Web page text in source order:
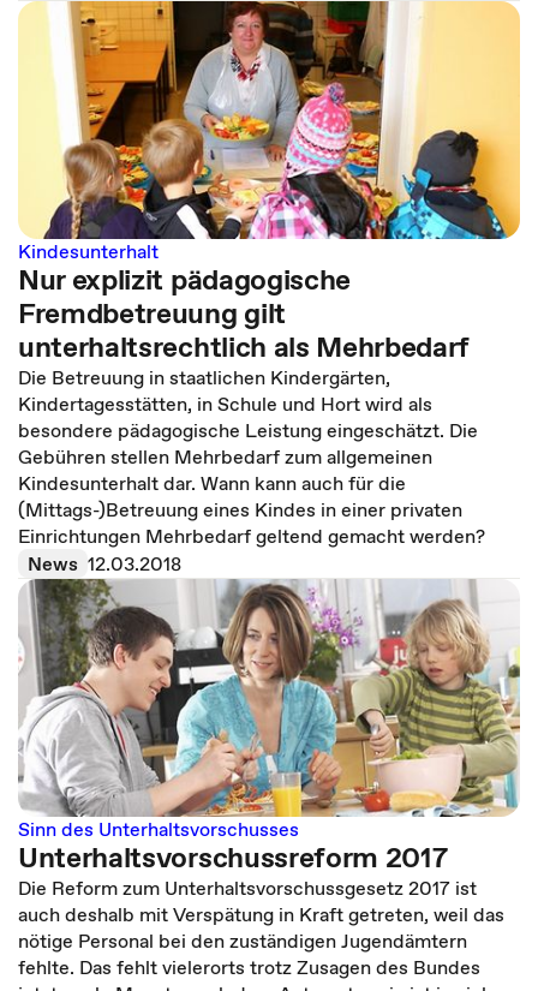
Kindesunterhalt
Nur explizit pädagogische
Fremdbetreuung gilt
unterhaltsrechtlich als Mehrbedarf
Die Betreuung in staatlichen Kindergärten,
Kindertagesstätten, in Schule und Hort wird als
besondere pädagogische Leistung eingeschätzt. Die
Gebühren stellen Mehrbedarf zum allgemeinen
Kindesunterhalt dar. Wann kann auch für die
(Mittags-)Betreuung eines Kindes in einer privaten
Einrichtungen Mehrbedarf geltend gemacht werden?
News 12.03.2018
Sinn des Unterhaltsvorschusses
Unterhaltsvorschussreform 2017
Die Reform zum Unterhaltsvorschussgesetz 2017 ist
auch deshalb mit Verspätung in Kraft getreten, weil das
nötige Personal bei den zuständigen Jugendämtern
fehlte. Das fehlt vielerorts trotz Zusagen des Bundes